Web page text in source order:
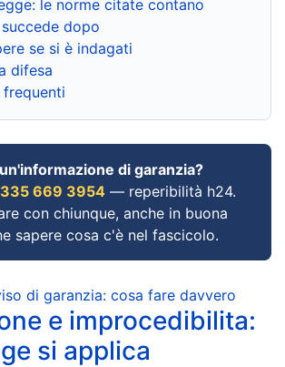
le norme citate contano
dopo
se si è indagati
difesa
frequenti
di garanzia?
669 3954 — reperibilità h24.
con chiunque, anche in buona
sapere cosa c'è nel fascicolo.
di garanzia: cosa fare davvero
e improcedibilita:
si applica